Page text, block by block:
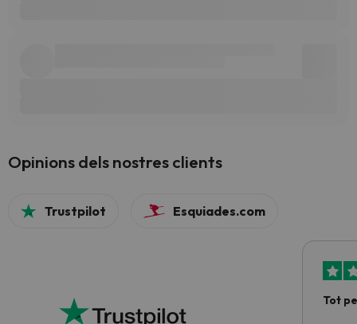
Opinions dels nostres clients
Trustpilot Esquiades.com
Tot